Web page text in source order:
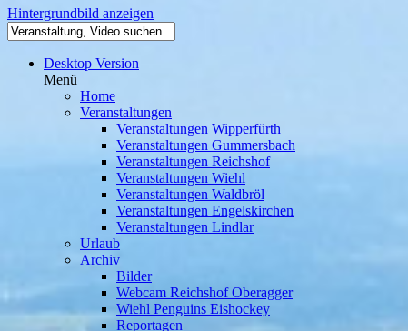
Hintergrundbild anzeigen
Desktop Version
Menü
Home
Veranstaltungen
Veranstaltungen Wipperfürth
Veranstaltungen Gummersbach
Veranstaltungen Reichshof
Veranstaltungen Wiehl
Veranstaltungen Waldbröl
Veranstaltungen Engelskirchen
Veranstaltungen Lindlar
Urlaub
Archiv
Bilder
Webcam Reichshof Oberagger
Wiehl Penguins Eishockey
Reportagen